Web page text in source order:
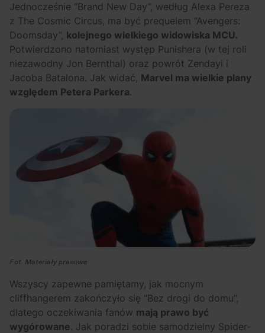
Jednocześnie “Brand New Day”, według Alexa Pereza
z The Cosmic Circus, ma być prequelem “Avengers:
Doomsday”, kolejnego wielkiego widowiska MCU.
Potwierdzono natomiast występ Punishera (w tej roli
niezawodny Jon Bernthal) oraz powrót Zendayi i
Jacoba Batalona. Jak widać, Marvel ma wielkie plany
względem Petera Parkera.
Fot. Materiały prasowe
Wszyscy zapewne pamiętamy, jak mocnym
cliffhangerem zakończyło się “Bez drogi do domu”,
dlatego oczekiwania fanów mają prawo być
wygórowane. Jak poradzi sobie samodzielny Spider-